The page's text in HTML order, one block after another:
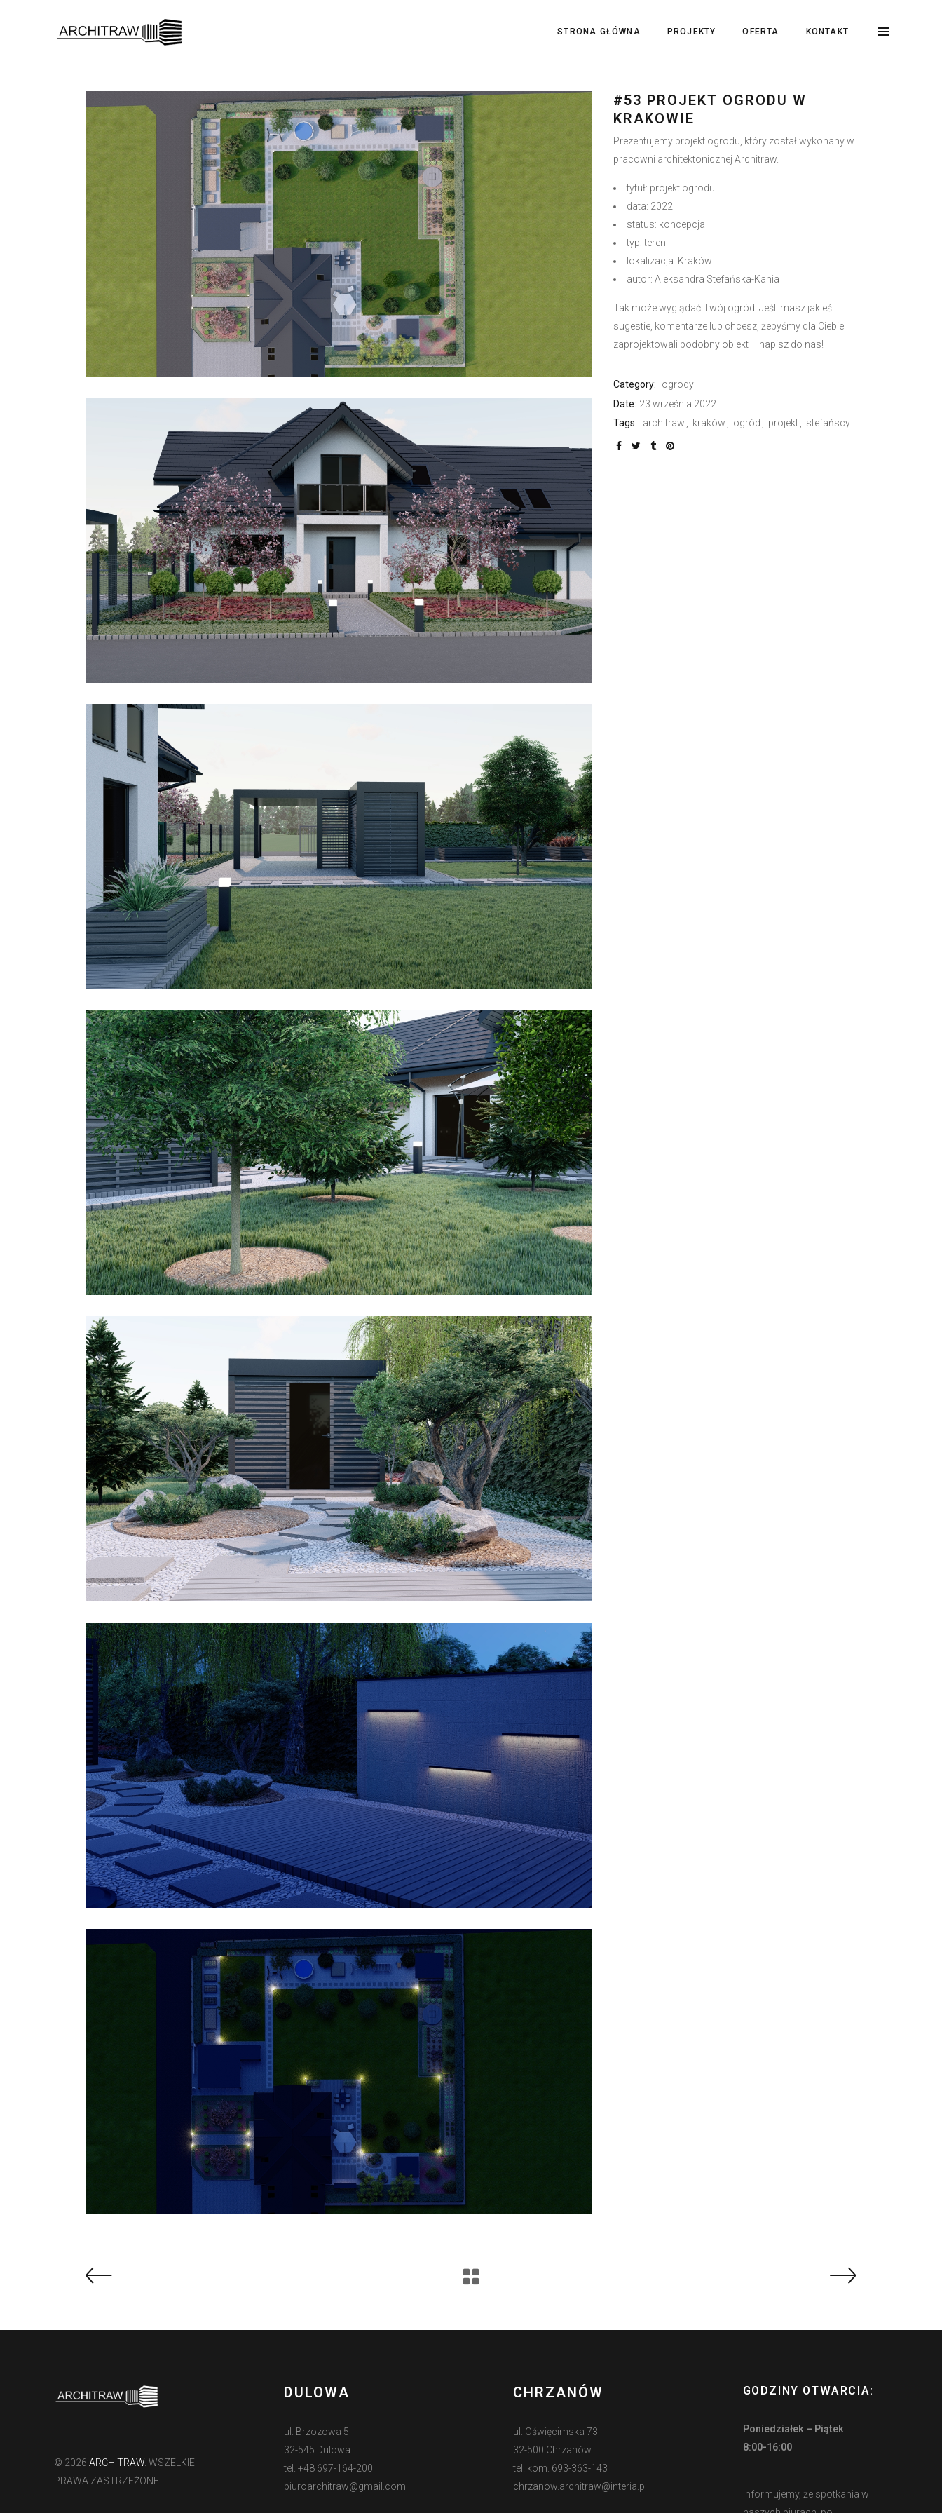
STRONA GŁÓWNA PROJEKTY OFERTA KONTAKT
#53 PROJEKT OGRODU W
KRAKOWIE
Prezentujemy projekt ogrodu, który został wykonany w
pracowni architektonicznej Architraw.
tytuł: projekt ogrodu
data: 2022
status: koncepcja
typ: teren
lokalizacja: Kraków
autor: Aleksandra Stefańska-Kania
Tak może wyglądać Twój ogród! Jeśli masz jakieś
sugestie, komentarze lub chcesz, żebyśmy dla Ciebie
zaprojektowali podobny obiekt – napisz do nas!
Category:
ogrody
Date: 23 września 2022
Tags:
architraw kraków ogród projekt stefańscy
© 2026 ARCHITRAW . WSZELKIE
PRAWA ZASTRZEŻONE.
DULOWA
ul. Brzozowa 5
32-545 Dulowa
tel. +48 697-164-200
biuroarchitraw@gmail.com
CHRZANÓW
ul. Oświęcimska 73
32-500 Chrzanów
tel. kom. 693-363-143
chrzanow.architraw@interia.pl
GODZINY OTWARCIA:
Poniedziałek – Piątek
8:00-16:00
Informujemy, że spotkania w